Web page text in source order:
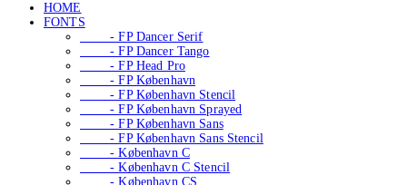
HOME
FONTS
- FP Dancer Serif
- FP Dancer Tango
- FP Head Pro
- FP København
- FP København Stencil
- FP København Sprayed
- FP København Sans
- FP København Sans Stencil
- København C
- København C Stencil
- København CS